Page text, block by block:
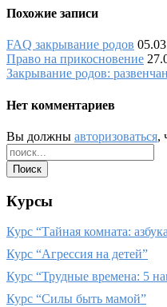
Похожие записи
FAQ закрывание родов
Право на прикосновение
Закрывание родов:
Нет комментариев
Вы должны авторизоваться,
Курсы
Курс “Тайная комната:
Курс “Агрессия на детей”
Курс “Трудные времена: 5
Курс “Силы быть мамой”